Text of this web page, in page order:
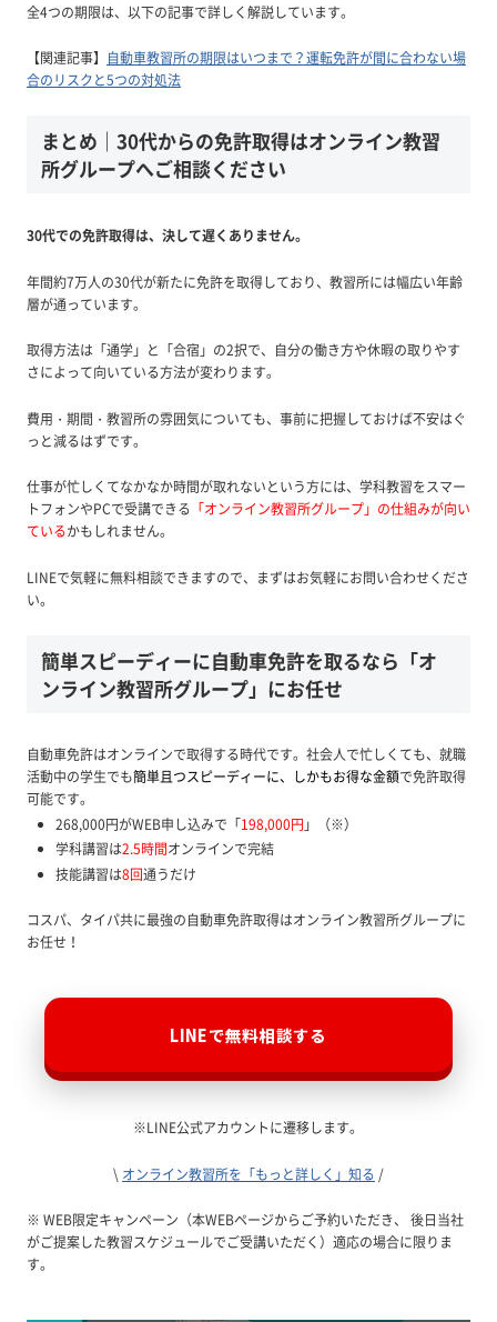
全4つの期限は、以下の記事で詳しく解説しています。
【関連記事】
自動車教習所の期限はいつまで？運転免許が間に合わない場
合のリスクと5つの対処法
まとめ｜30代からの免許取得はオンライン教習
所グループへご相談ください
30代での免許取得は、決して遅くありません。
年間約7万人の30代が新たに免許を取得しており、教習所には幅広い年齢
層が通っています。
取得方法は「通学」と「合宿」の2択で、自分の働き方や休暇の取りやす
さによって向いている方法が変わります。
費用・期間・教習所の雰囲気についても、事前に把握しておけば不安はぐ
っと減るはずです。
仕事が忙しくてなかなか時間が取れないという方には、学科教習をスマー
トフォンやPCで受講できる 「オンライン教習所グループ」の仕組みが向い
ているかもしれません。
LINEで気軽に無料相談できますので、まずはお気軽にお問い合わせくださ
い。
簡単スピーディーに自動車免許を取るなら「オ
ンライン教習所グループ」にお任せ
自動車免許はオンラインで取得する時代です。社会人で忙しくても、就職
活動中の学生でも簡単且つスピーディーに、しかもお得な金額で免許取得
可能です。
268,000円がWEB申し込みで「198,000円 」（※）
学科講習は2.5時間オンラインで完結
技能講習は8回通うだけ
コスパ、タイパ共に最強の自動車免許取得はオンライン教習所グループに
お任せ！
LINEで無料相談する
※LINE公式アカウントに遷移します。
\ オンライン教習所を「もっと詳しく」知る /
※ WEB限定キャンペーン（本WEBページからご予約いただき、 後日当社
がご提案した教習スケジュールでご受講いただく）適応の場合に限りま
す。